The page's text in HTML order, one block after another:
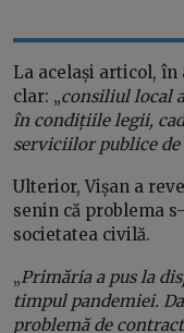
La același articol,
clar: „consiliul local
în condițiile legii,
serviciilor publice
Ulterior, Vișan a
senin că problema
societatea civilă.
„Primăria a pus la
timpul pandemiei.
problemă de